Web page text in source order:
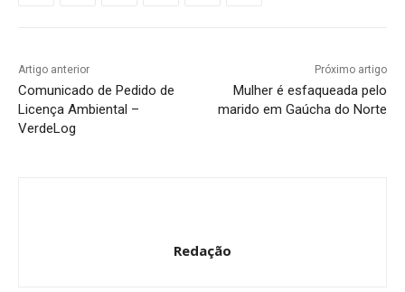
Artigo anterior
Comunicado de Pedido de
Licença Ambiental –
VerdeLog
Próximo artigo
Mulher é esfaqueada pelo
marido em Gaúcha do Norte
Redação